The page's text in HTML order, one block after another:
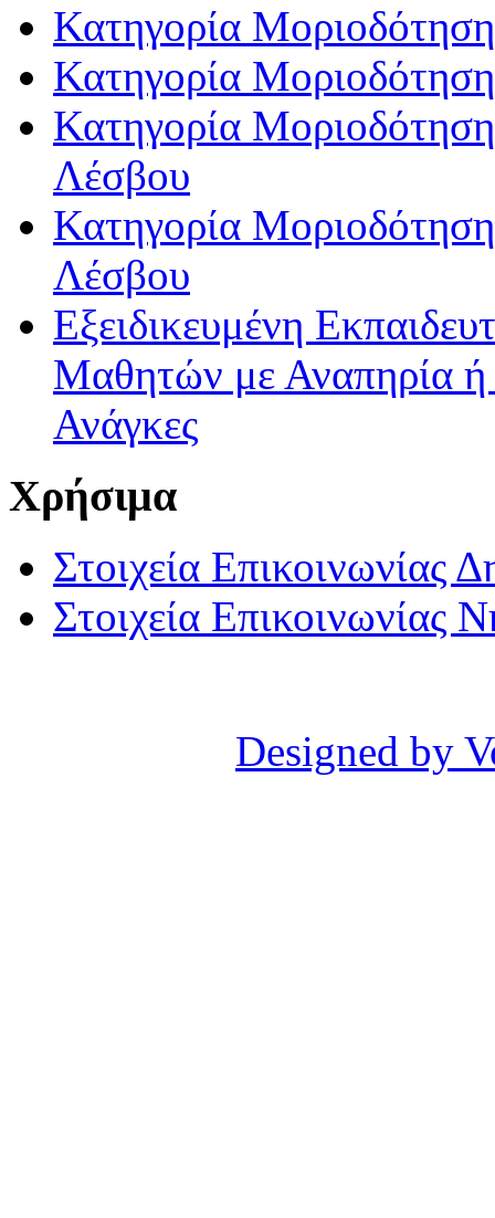
Κατηγορία
Κατηγορία
Κατηγορία
Λέσβου
Κατηγορία
Λέσβου
Εξειδικευμένη
Μαθητών με Αναπηρία ή /
Ανάγκες
Χρήσιμα
Στοιχεία Επικοινωνίας
Στοιχεία Επικοινωνίας
Designed by